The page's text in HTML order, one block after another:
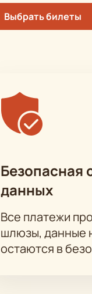
Выбрать билеты
Безопасная
данных
Все платежи
шлюзы, данные
остаются в